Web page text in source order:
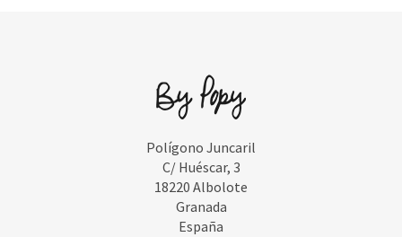
Polígono Juncaril
C/ Huéscar, 3
18220 Albolote
Granada
España